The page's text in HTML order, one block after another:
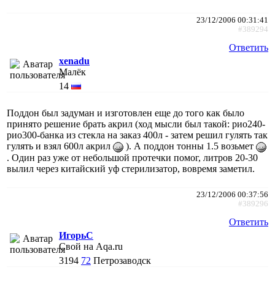
23/12/2006 00:31:41
#389294
Ответить
xenadu
Малёк
14
Поддон был задуман и изготовлен еще до того как было
принято решение брать акрил (ход мысли был такой: рио240-
рио300-банка из стекла на заказ 400л - затем решил гулять так
гулять и взял 600л акрил
). А поддон тонны 1.5 возьмет
. Один раз уже от небольшой протечки помог, литров 20-30
вылил через китайский уф стерилизатор, вовремя заметил.
23/12/2006 00:37:56
#389296
Ответить
ИгорьC
Свой на Aqa.ru
3194 72 Петрозаводск